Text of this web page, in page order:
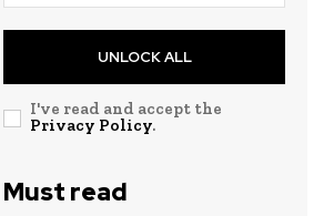
UNLOCK ALL
I've read and accept the
Privacy Policy.
Must read